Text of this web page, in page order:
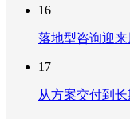
16
落地型咨询迎
17
从方案交付到